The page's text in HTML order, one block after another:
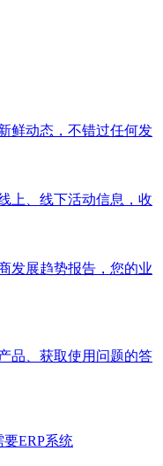
鲜动态，不错过任何发
上、线下活动信息，收
发展趋势报告，您的业
品、获取使用问题的答
ERP系统